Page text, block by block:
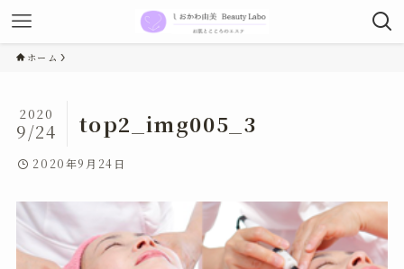
ホーム
top2_img005_3
2020
9/24
2020年9月24日